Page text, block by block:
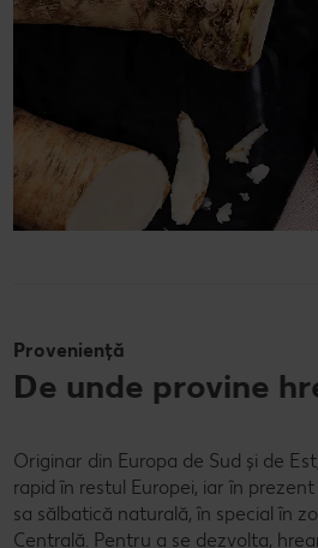
Proveniență
De unde provine
Originar din Europa de Sud și de
rapid în restul Europei, iar în
sa sălbatică naturală, în special în
Centrală. Pentru a se dezvolta,